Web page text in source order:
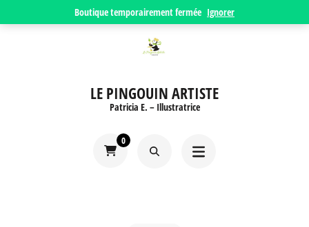
Boutique temporairement fermée Ignorer
LE PINGOUIN ARTISTE
Patricia E. – Illustratrice
0